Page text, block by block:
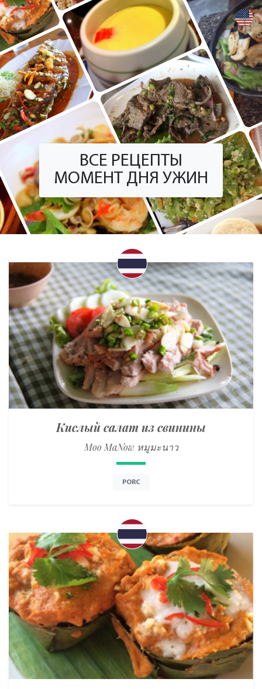
ВСЕ РЕЦЕПТЫ
МОМЕНТ ДНЯ УЖИН
Кислый салат из свинины
Moo MaNow หมูมะนาว
PORC
+